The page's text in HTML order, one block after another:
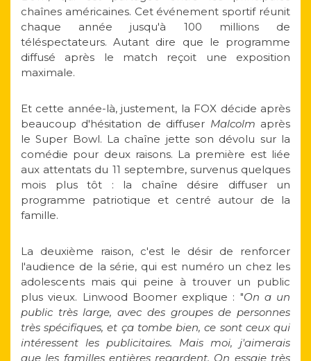
chaînes américaines. Cet événement sportif réunit
chaque année jusqu'à 100 millions de
téléspectateurs. Autant dire que le programme
diffusé après le match reçoit une exposition
maximale.
Et cette année-là, justement, la FOX décide après
beaucoup d'hésitation de diffuser Malcolm après
le Super Bowl. La chaîne jette son dévolu sur la
comédie pour deux raisons. La première est liée
aux attentats du 11 septembre, survenus quelques
mois plus tôt : la chaîne désire diffuser un
programme patriotique et centré autour de la
famille.
La deuxième raison, c'est le désir de renforcer
l'audience de la série, qui est numéro un chez les
adolescents mais qui peine à trouver un public
plus vieux. Linwood Boomer explique : "On a un
public très large, avec des groupes de personnes
très spécifiques, et ça tombe bien, ce sont ceux qui
intéressent les publicitaires. Mais moi, j'aimerais
que les familles entières regardent. On essaie très